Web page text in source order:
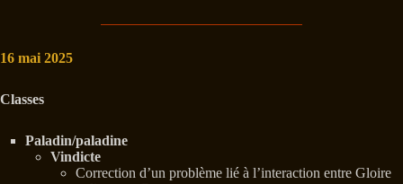
16 mai 2025
Classes
Paladin/paladine
Vindicte
Correction d’un problème lié à l’interaction entre Gloire